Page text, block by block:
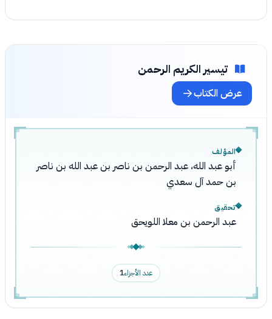
تيسير الكريم الرحمن
عرض الكتاب
المؤلف
أبو عبد الله، عبد الرحمن بن ناصر بن عبد الله بن ناصر
بن حمد آل سعدي
تحقيق
عبد الرحمن بن معلا اللويحق
عدد الأجزاء1